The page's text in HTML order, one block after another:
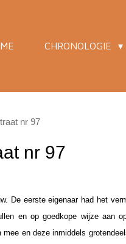
CHRONOLOGIE
nr 97
nr 97
De eerste eigenaar had het
en op goedkope wijze aan
en deze inmiddels